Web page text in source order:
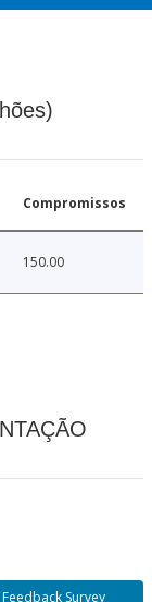
Compromissos
150.00
Feedback Survey